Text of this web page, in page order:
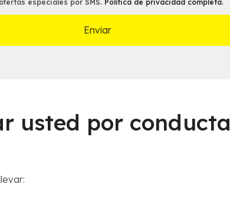
especiales por SMS. Política de privacidad completa.
usted por conducta